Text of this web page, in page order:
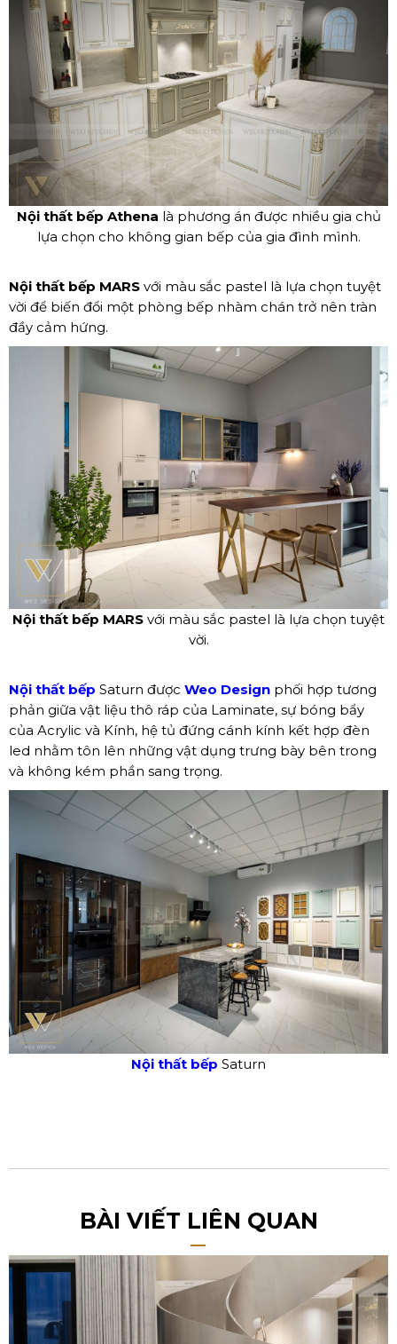
Nội thất bếp Athena là phương án được nhiều gia chủ
lựa chọn cho không gian bếp của gia đình mình.
Nội thất bếp MARS với màu sắc pastel là lựa chọn tuyệt
vời để biến đổi một phòng bếp nhàm chán trở nên tràn
đầy cảm hứng.
Nội thất bếp MARS với màu sắc pastel là lựa chọn tuyệt
vời.
Nội thất bếp Saturn được Weo Design phối hợp tương
phản giữa vật liệu thô ráp của Laminate, sự bóng bẩy
của Acrylic và Kính, hệ tủ đứng cánh kính kết hợp đèn
led nhằm tôn lên những vật dụng trưng bày bên trong
và không kém phần sang trọng.
Nội thất bếp Saturn
BÀI VIẾT LIÊN QUAN